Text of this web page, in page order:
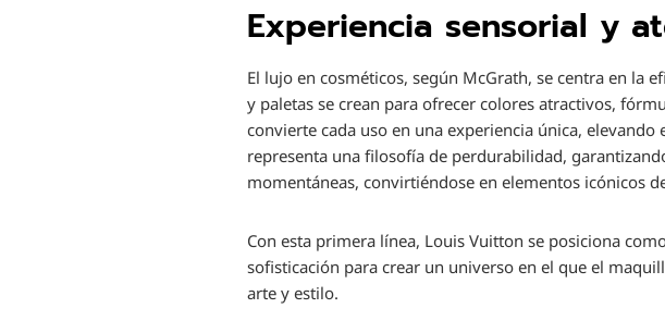
Experiencia sensorial y
El lujo en cosméticos, según McGrath, se centra en la
y paletas se crean para ofrecer colores atractivos,
convierte cada uso en una experiencia única,
representa una filosofía de perdurabilidad,
momentáneas, convirtiéndose en elementos icónicos
Con esta primera línea, Louis Vuitton se posiciona
sofisticación para crear un universo en el que el
arte y estilo.